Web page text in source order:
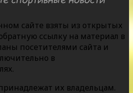
сайте взяты из открытых
ссылку на материал в
посетителями сайта и
в
их владельцам.